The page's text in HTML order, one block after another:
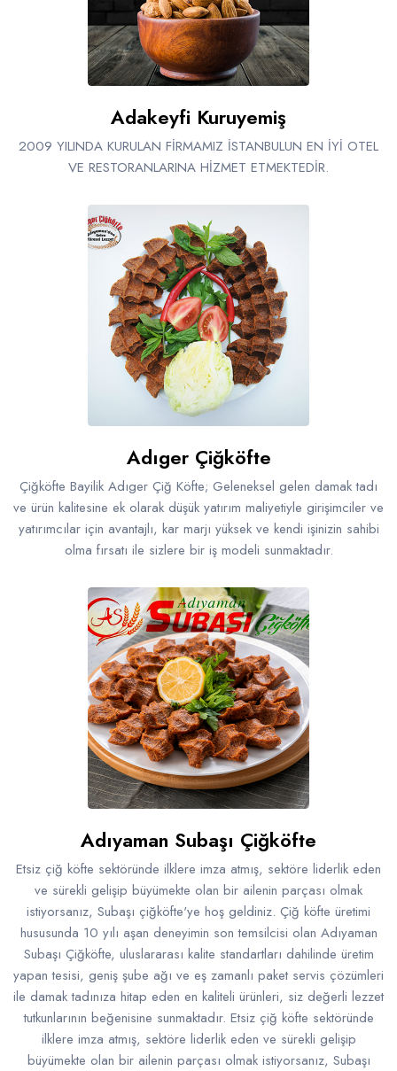
Adakeyfi Kuruyemiş
2009 YILINDA KURULAN FİRMAMIZ İSTANBULUN EN İYİ OTEL
VE RESTORANLARINA HİZMET ETMEKTEDİR.
Adıger Çiğköfte
Çiğköfte Bayilik Adıger Çiğ Köfte; Geleneksel gelen damak tadı
ve ürün kalitesine ek olarak düşük yatırım maliyetiyle girişimciler ve
yatırımcılar için avantajlı, kar marjı yüksek ve kendi işinizin sahibi
olma fırsatı ile sizlere bir iş modeli sunmaktadır.
Adıyaman Subaşı Çiğköfte
Etsiz çiğ köfte sektöründe ilklere imza atmış, sektöre liderlik eden
ve sürekli gelişip büyümekte olan bir ailenin parçası olmak
istiyorsanız, Subaşı çiğköfte'ye hoş geldiniz. Çiğ köfte üretimi
hususunda 10 yılı aşan deneyimin son temsilcisi olan Adıyaman
Subaşı Çiğköfte, uluslararası kalite standartları dahilinde üretim
yapan tesisi, geniş şube ağı ve eş zamanlı paket servis çözümleri
ile damak tadınıza hitap eden en kaliteli ürünleri, siz değerli lezzet
tutkunlarının beğenisine sunmaktadır. Etsiz çiğ köfte sektöründe
ilklere imza atmış, sektöre liderlik eden ve sürekli gelişip
büyümekte olan bir ailenin parçası olmak istiyorsanız, Subaşı